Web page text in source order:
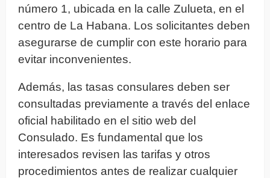
número 1, ubicada en la calle Zulueta, en el
centro de La Habana. Los solicitantes deben
asegurarse de cumplir con este horario para
evitar inconvenientes.
Además, las tasas consulares deben ser
consultadas previamente a través del enlace
oficial habilitado en el sitio web del
Consulado. Es fundamental que los
interesados revisen las tarifas y otros
procedimientos antes de realizar cualquier